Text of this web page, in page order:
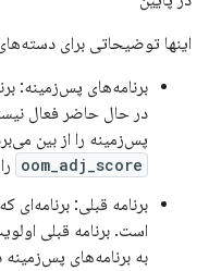
اینها توضیحاتی برای
برنامه‌های پس‌زمینه:
پس‌زمینه را از بین
oom_adj_score
برنامه قبلی: برنامه‌ای
است. برنامه قبلی
به برنامه‌های پس‌زمینه